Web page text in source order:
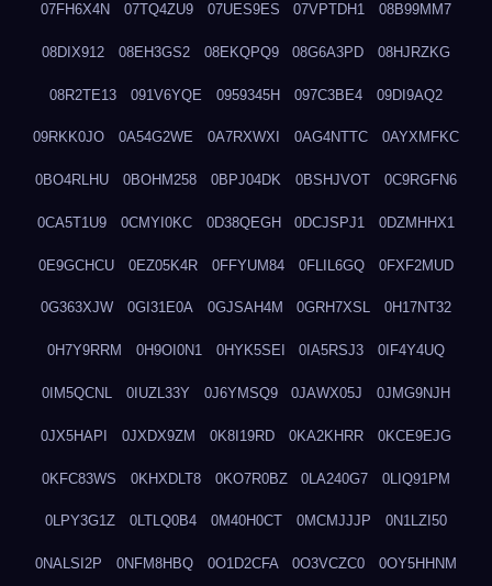
07FH6X4N 07TQ4ZU9 07UES9ES 07VPTDH1 08B99MM7
08DIX912 08EH3GS2 08EKQPQ9 08G6A3PD 08HJRZKG
08R2TE13 091V6YQE 0959345H 097C3BE4 09DI9AQ2
09RKK0JO 0A54G2WE 0A7RXWXI 0AG4NTTC 0AYXMFKC
0BO4RLHU 0BOHM258 0BPJ04DK 0BSHJVOT 0C9RGFN6
0CA5T1U9 0CMYI0KC 0D38QEGH 0DCJSPJ1 0DZMHHX1
0E9GCHCU 0EZ05K4R 0FFYUM84 0FLIL6GQ 0FXF2MUD
0G363XJW 0GI31E0A 0GJSAH4M 0GRH7XSL 0H17NT32
0H7Y9RRM 0H9OI0N1 0HYK5SEI 0IA5RSJ3 0IF4Y4UQ
0IM5QCNL 0IUZL33Y 0J6YMSQ9 0JAWX05J 0JMG9NJH
0JX5HAPI 0JXDX9ZM 0K8I19RD 0KA2KHRR 0KCE9EJG
0KFC83WS 0KHXDLT8 0KO7R0BZ 0LA240G7 0LIQ91PM
0LPY3G1Z 0LTLQ0B4 0M40H0CT 0MCMJJJP 0N1LZI50
0NALSI2P 0NFM8HBQ 0O1D2CFA 0O3VCZC0 0OY5HHNM